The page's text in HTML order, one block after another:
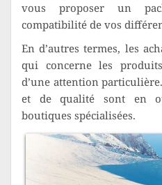
vous proposer un
compatibilité de vos
En d’autres termes, les
qui concerne les
d’une attention
et de qualité sont en
boutiques spécialisées.